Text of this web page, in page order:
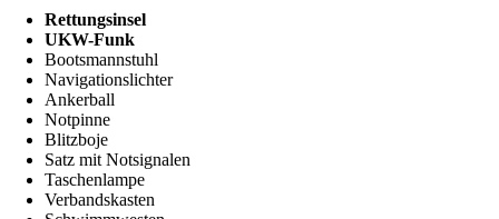
Rettungsinsel
UKW-Funk
Bootsmannstuhl
Navigationslichter
Ankerball
Notpinne
Blitzboje
Satz mit Notsignalen
Taschenlampe
Verbandskasten